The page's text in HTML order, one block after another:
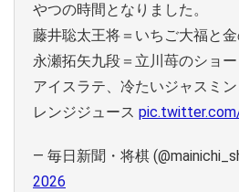
やつの時間となりました。
藤井聡太王将＝いちご大福と
永瀬拓矢九段＝立川苺のショ
アイスラテ、冷たいジャスミ
レンジジュース
— 毎日新聞・将棋
2026